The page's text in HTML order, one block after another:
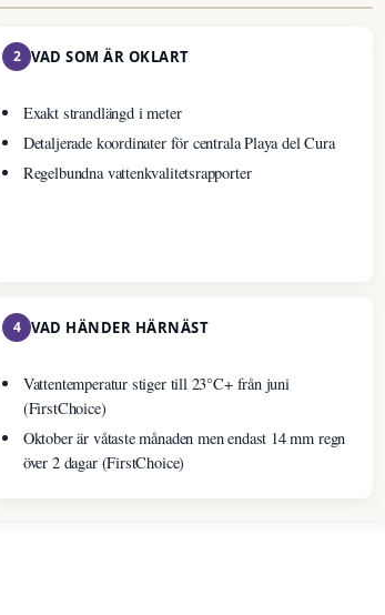
2 VAD SOM ÄR OKLART
Exakt strandlängd i meter
Detaljerade koordinater för centrala Playa del Cura
Regelbundna vattenkvalitetsrapporter
4 VAD HÄNDER HÄRNÄST
Vattentemperatur stiger till 23°C+ från juni
(FirstChoice)
Oktober är våtaste månaden men endast 14 mm regn
över 2 dagar (FirstChoice)